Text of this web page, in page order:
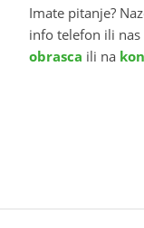
Imate pitanje?
info telefon ili
obrasca ili na